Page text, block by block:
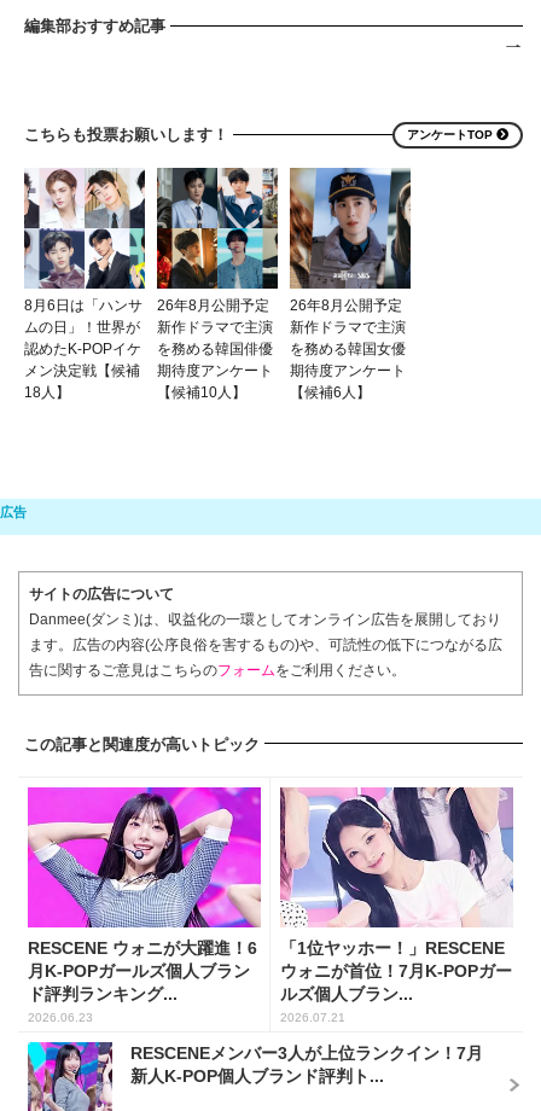
編集部おすすめ記事
こちらも投票お願いします！ アンケートTOP
8月6日は「ハンサ
ムの日」！世界が
認めたK-POPイケ
メン決定戦【候補
18人】
26年8月公開予定
新作ドラマで主演
を務める韓国俳優
期待度アンケート
【候補10人】
26年8月公開予定
新作ドラマで主演
を務める韓国女優
期待度アンケート
【候補6人】
サイトの広告について
Danmee(ダンミ)は、収益化の一環としてオンライン広告を展開しており
ます。広告の内容(公序良俗を害するもの)や、可読性の低下につながる広
告に関するご意見はこちらのフォームをご利用ください。
この記事と関連度が高いトピック
RESCENE ウォニが大躍進！6
月K-POPガールズ個人ブラン
ド評判ランキング...
2026.06.23
「1位ヤッホー！」RESCENE
ウォニが首位！7月K-POPガー
ルズ個人ブラン...
2026.07.21
RESCENEメンバー3人が上位ランクイン！7月
新人K-POP個人ブランド評判ト...